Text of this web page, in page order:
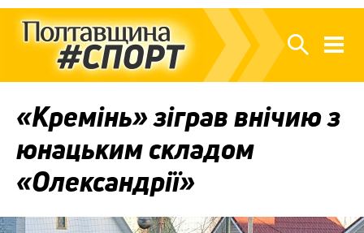
«Кремінь» зіграв внічию з
юнацьким складом
«Олександрії»